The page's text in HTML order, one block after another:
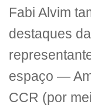
Fabi Alvim
destaques
espaço —
CCR (por